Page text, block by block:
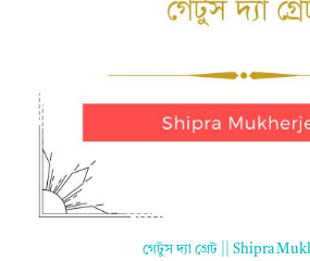
গেটুস দ্যা গ্রেট || Shipra